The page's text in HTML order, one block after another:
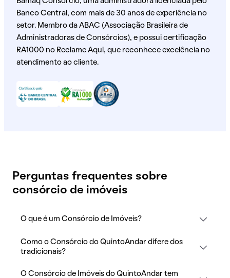
Banco Central, com mais de 30 anos de experiência no
setor. Membro da ABAC (Associação Brasileira de
Administradoras de Consórcios), e possui certificação
RA1000 no Reclame Aqui, que reconhece excelência no
atendimento ao cliente.
Perguntas frequentes sobre
consórcio de imóveis
O que é um Consórcio de Imóveis?
Como o Consórcio do QuintoAndar difere dos
tradicionais?
O Consórcio de Imóveis do QuintoAndar tem